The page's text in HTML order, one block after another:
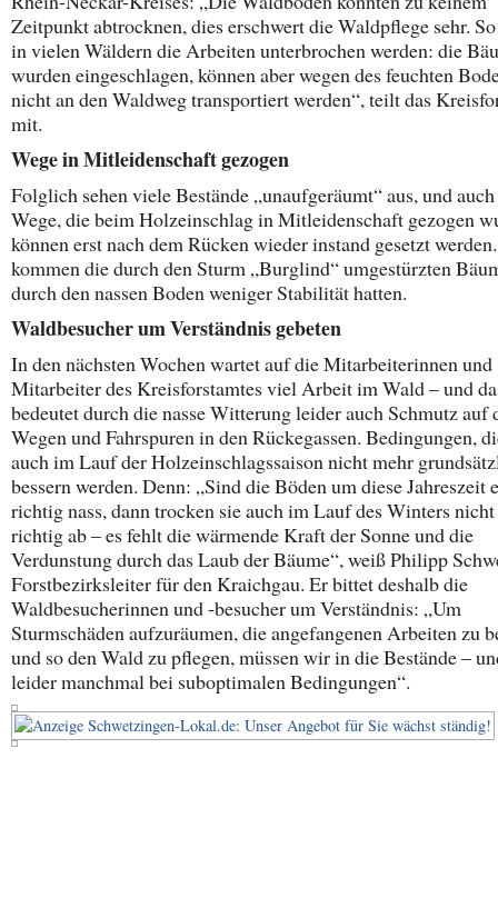
Zeitpunkt abtrocknen, dies erschwert die Waldpflege sehr.
in vielen Wäldern die Arbeiten unterbrochen werden: die
wurden eingeschlagen, können aber wegen des feuchten
nicht an den Waldweg transportiert werden“, teilt das
mit.
Wege in Mitleidenschaft gezogen
Folglich sehen viele Bestände „unaufgeräumt“ aus, und
Wege, die beim Holzeinschlag in Mitleidenschaft gezogen
können erst nach dem Rücken wieder instand gesetzt
kommen die durch den Sturm „Burglind“ umgestürzten
durch den nassen Boden weniger Stabilität hatten.
Waldbesucher um Verständnis gebeten
In den nächsten Wochen wartet auf die Mitarbeiterinnen und
Mitarbeiter des Kreisforstamtes viel Arbeit im Wald – und
bedeutet durch die nasse Witterung leider auch Schmutz auf
Wegen und Fahrspuren in den Rückegassen. Bedingungen,
auch im Lauf der Holzeinschlagssaison nicht mehr
bessern werden. Denn: „Sind die Böden um diese Jahreszeit
richtig nass, dann trocken sie auch im Lauf des Winters
richtig ab – es fehlt die wärmende Kraft der Sonne und die
Verdunstung durch das Laub der Bäume“, weiß Philipp
Forstbezirksleiter für den Kraichgau. Er bittet deshalb die
Waldbesucherinnen und -besucher um Verständnis: „Um
Sturmschäden aufzuräumen, die angefangenen Arbeiten zu
und so den Wald zu pflegen, müssen wir in die Bestände –
leider manchmal bei suboptimalen Bedingungen“.